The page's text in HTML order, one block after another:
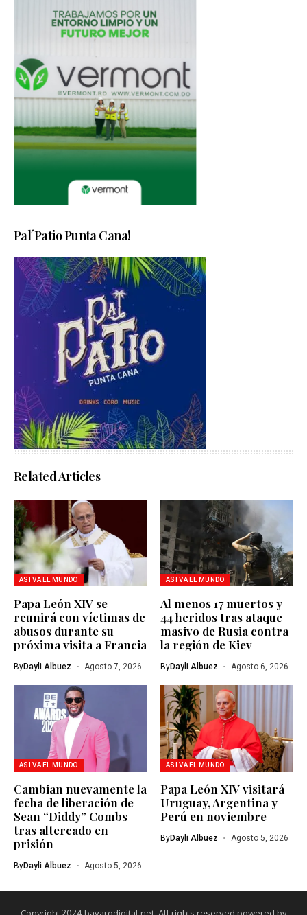
Pal´Patio Punta Cana!
Related Articles
ASI VA EL MUNDO
Papa León XIV se
reunirá con víctimas de
abusos durante su
próxima visita a Francia
ByDayli Albuez Agosto 7, 2026
ASI VA EL MUNDO
Al menos 17 muertos y
44 heridos tras ataque
masivo de Rusia contra
la región de Kiev
ByDayli Albuez Agosto 6, 2026
ASI VA EL MUNDO
Cambian nuevamente la
fecha de liberación de
Sean “Diddy” Combs
tras altercado en
prisión
ByDayli Albuez Agosto 5, 2026
ASI VA EL MUNDO
Papa León XIV visitará
Uruguay, Argentina y
Perú en noviembre
ByDayli Albuez Agosto 5, 2026